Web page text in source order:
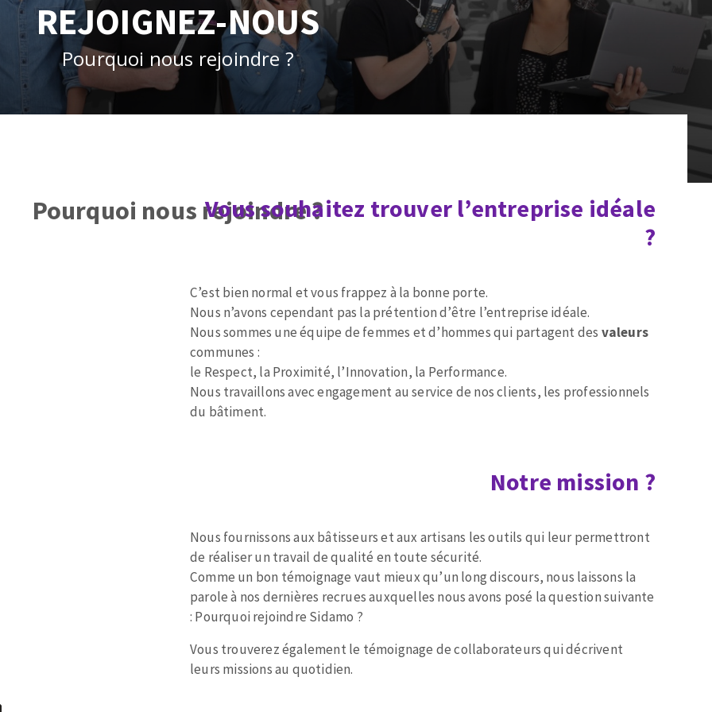
à profil
diamantés
Système auto-nivelant à vis
Système auto-nivelant à cale
Pose des joints
Nettoyage
MACHINES POUR LE TRAVAIL DU
Tronçonneuses
Scies à ruban
Perceuses
Perceuses magnétiques
Tourets
REJOIGNEZ-NOUS
Pourquoi nous rejoindre ?
Pourquoi nous rejoindre ?
Zone
deVous souhaitez trouver l’entreprise idéale
?
C’est bien normal et vous frappez à la bonne porte.
Nous n’avons cependant pas la prétention d’être l’entreprise idéale.
Nous sommes une équipe de femmes et d’hommes qui partagent des valeurs
communes :
le Respect, la Proximité, l’Innovation, la Performance.
Nous travaillons avec engagement au service de nos clients, les professionnels
du bâtiment.
Notre mission ?
Nous fournissons aux bâtisseurs et aux artisans les outils qui leur permettront
de réaliser un travail de qualité en toute sécurité.
Comme un bon témoignage vaut mieux qu’un long discours, nous laissons la
parole à nos dernières recrues auxquelles nous avons posé la question suivante
: Pourquoi rejoindre Sidamo ?
Vous trouverez également le témoignage de collaborateurs qui décrivent
leurs missions au quotidien.